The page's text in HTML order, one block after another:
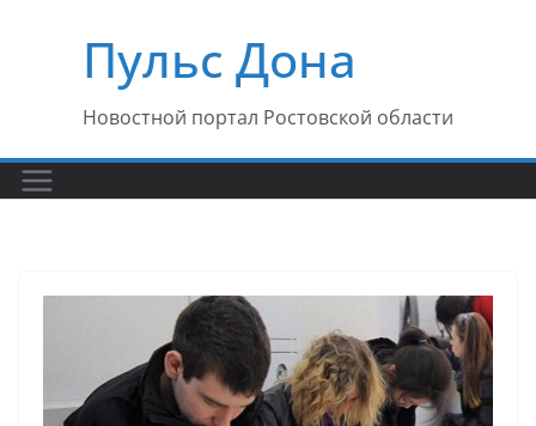
содержимомуПульс Дона
Новостной портал Ростовской области